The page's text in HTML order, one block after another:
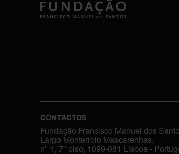
CONTACTOS
Fundação Francisco Manuel dos
Largo Monterroio Mascarenhas,
nº 1, 7º piso, 1099-081 Lisboa -